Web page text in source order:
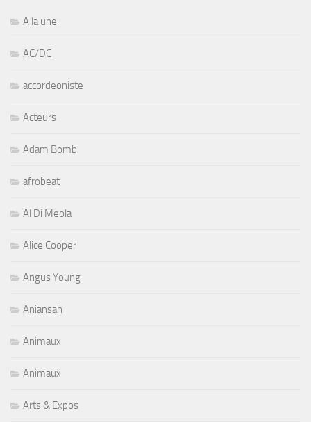
A la une
AC/DC
accordeoniste
Acteurs
Adam Bomb
afrobeat
Al Di Meola
Alice Cooper
Angus Young
Aniansah
Animaux
Animaux
Arts & Expos